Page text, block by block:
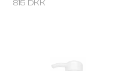
815 DKK